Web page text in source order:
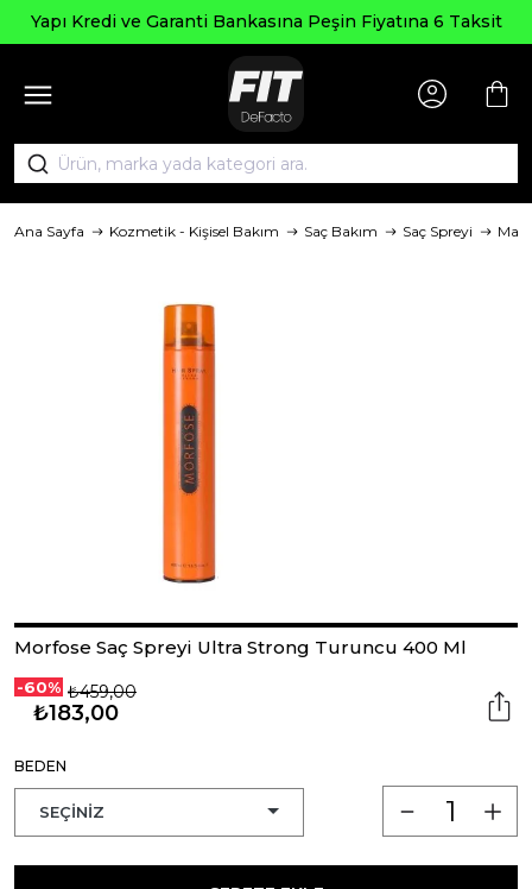
Kredi ve Garanti Bankasına Peşin Fiyatına 6 Taksit
Ana Sayfa Kozmetik - Kişisel Bakım Saç Bakım Saç Spreyi
Morfose Saç Spreyi Ultra Strong Turuncu 400 Ml
-60% ₺459,00
₺183,00
BEDEN